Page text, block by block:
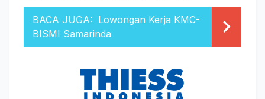
BACA JUGA: Lowongan Kerja KMC-
BISMI Samarinda